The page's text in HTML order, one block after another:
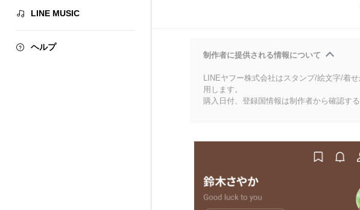
LINE MUSIC
ヘルプ
制作者に提供される情報について
LINEヤフー株式会社はスタンプ/絵文字/着
用します。
購入日付、登録国情報は制作者から確認す